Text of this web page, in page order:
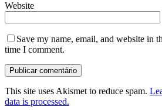
Website
Save my name, email, and website in
time I comment.
This site uses Akismet to reduce spam.
data is processed.